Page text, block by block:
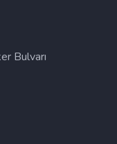
Bulvarı